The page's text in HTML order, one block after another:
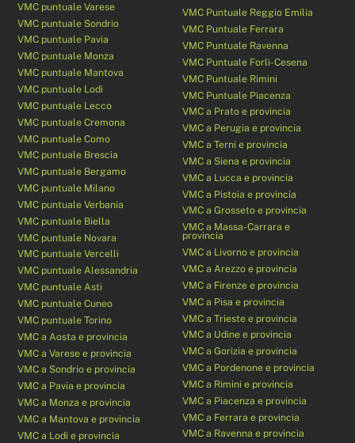
VMC puntuale Varese
VMC puntuale Sondrio
VMC puntuale Pavia
VMC puntuale Monza
VMC puntuale Mantova
VMC puntuale Lodi
VMC puntuale Lecco
VMC puntuale Cremona
VMC puntuale Como
VMC puntuale Brescia
VMC puntuale Bergamo
VMC puntuale Milano
VMC puntuale Verbania
VMC puntuale Biella
VMC puntuale Novara
VMC puntuale Vercelli
VMC puntuale Alessandria
VMC puntuale Asti
VMC puntuale Cuneo
VMC puntuale Torino
VMC a Aosta e provincia
VMC a Varese e provincia
VMC a Sondrio e provincia
VMC a Pavia e provincia
VMC a Monza e provincia
VMC a Mantova e provincia
VMC a Lodi e provincia
VMC Puntuale Reggio Emilia
VMC Puntuale Ferrara
VMC Puntuale Ravenna
VMC Puntuale Forlì-Cesena
VMC Puntuale Rimini
VMC Puntuale Piacenza
VMC a Prato e provincia
VMC a Perugia e provincia
VMC a Terni e provincia
VMC a Siena e provincia
VMC a Lucca e provincia
VMC a Pistoia e provincia
VMC a Grosseto e provincia
VMC a Massa-Carrara e
provincia
VMC a Livorno e provincia
VMC a Arezzo e provincia
VMC a Firenze e provincia
VMC a Pisa e provincia
VMC a Trieste e provincia
VMC a Udine e provincia
VMC a Gorizia e provincia
VMC a Pordenone e provincia
VMC a Rimini e provincia
VMC a Piacenza e provincia
VMC a Ferrara e provincia
VMC a Ravenna e provincia